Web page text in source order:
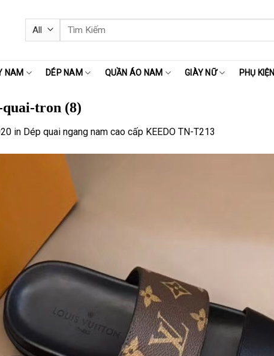
Tìm
kiếm:
NAM DÉP NAM QUẦN ÁO NAM GIÀY NỮ PHỤ KIỆN
tron (8)
in Dép quai ngang nam cao cấp KEEDO TN-T213